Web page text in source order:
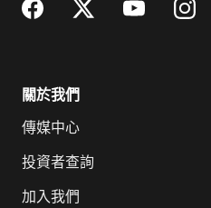
關於我們
傳媒中心
投資者查詢
加入我們